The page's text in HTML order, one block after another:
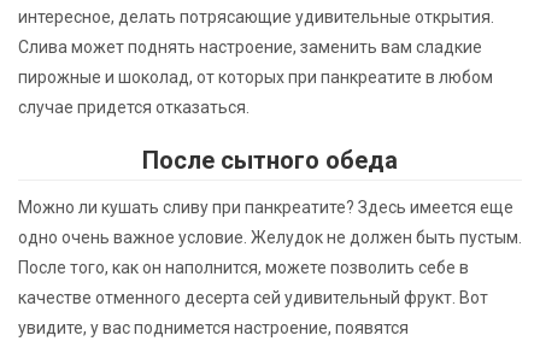
интересное, делать потрясающие удивительные открытия.
Слива может поднять настроение, заменить вам сладкие
пирожные и шоколад, от которых при панкреатите в любом
случае придется отказаться.
После сытного обеда
Можно ли кушать сливу при панкреатите? Здесь имеется еще
одно очень важное условие. Желудок не должен быть пустым.
После того, как он наполнится, можете позволить себе в
качестве отменного десерта сей удивительный фрукт. Вот
увидите, у вас поднимется настроение, появятся